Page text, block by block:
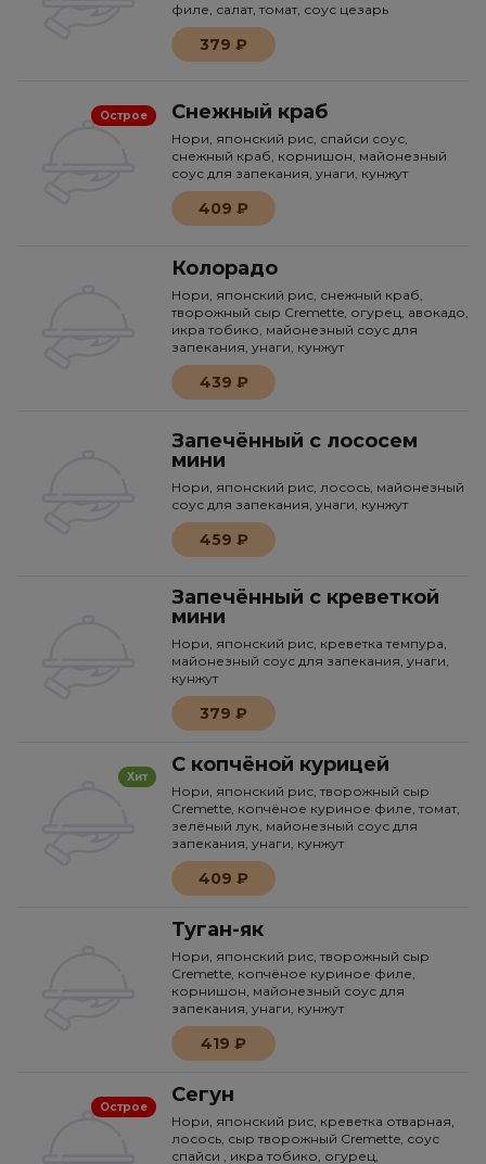
филе, салат, томат, соус цезарь
379 ₽
Острое Снежный краб
Нори, японский рис, спайси соус,
снежный краб, корнишон, майонезный
соус для запекания, унаги, кунжут
409 ₽
Колорадо
Нори, японский рис, снежный краб,
творожный сыр Cremette, огурец, авокадо,
икра тобико, майонезный соус для
запекания, унаги, кунжут
439 ₽
Запечённый с лососем
мини
Нори, японский рис, лосось, майонезный
соус для запекания, унаги, кунжут
459 ₽
Запечённый с креветкой
мини
Нори, японский рис, креветка темпура,
майонезный соус для запекания, унаги,
кунжут
379 ₽
Хит
С копчёной курицей
Нори, японский рис, творожный сыр
Cremette, копчёное куриное филе, томат,
зелёный лук, майонезный соус для
запекания, унаги, кунжут
409 ₽
Туган-як
Нори, японский рис, творожный сыр
Cremette, копчёное куриное филе,
корнишон, майонезный соус для
запекания, унаги, кунжут
419 ₽
Острое
Сегун
Нори, японский рис, креветка отварная,
лосось, сыр творожный Сremette, соус
спайси , икра тобико, огурец,